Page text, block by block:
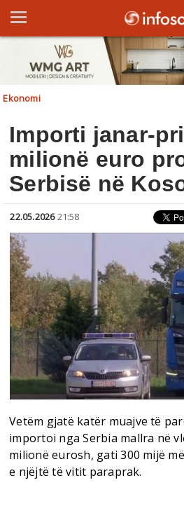
Ekonomi
Importi janar-
milionë euro
Serbisë në
22.05.202621:58
Vetëm gjatë katër muajve të
importoi nga Serbia mallra në
milionë eurosh, gati 300 mijë
e njëjtë të vitit paraprak.